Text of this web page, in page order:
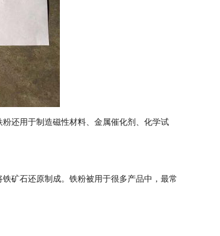
还用于制造磁性材料、金属催化剂、化学试
矿石还原制成。铁粉被用于很多产品中，最常